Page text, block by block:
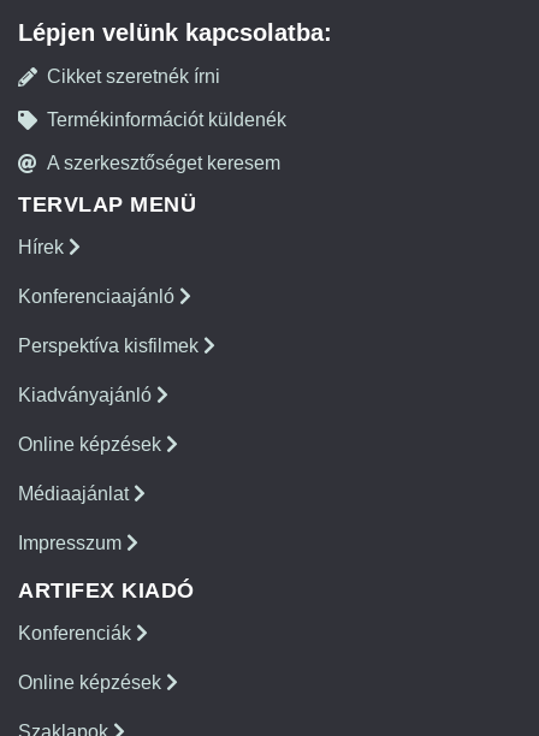
Lépjen velünk kapcsolatba:
Cikket szeretnék írni
Termékinformációt küldenék
A szerkesztőséget keresem
TERVLAP MENÜ
Hírek
Konferenciaajánló
Perspektíva kisfilmek
Kiadványajánló
Online képzések
Médiaajánlat
Impresszum
ARTIFEX KIADÓ
Konferenciák
Online képzések